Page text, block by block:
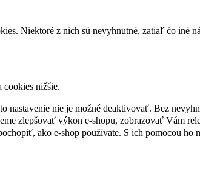
Niektoré z nich sú nevyhnutné, zatiaľ čo
cookies nižšie.
nastavenie nie je možné deaktivovať. Bez
zlepšovať výkon e-shopu, zobrazovať Vám
ako e-shop používate. S ich pomocou ho